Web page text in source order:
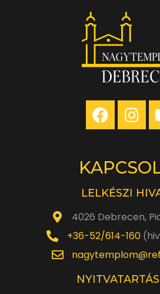
LELKÉSZI
4026 Debrecen,
+36-52/614-160